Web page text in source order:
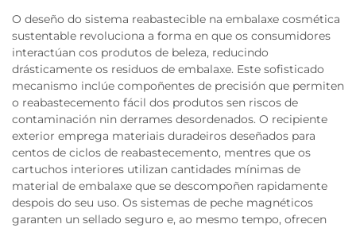
O deseño do sistema reabastecible na embalaxe cosmética
sustentable revoluciona a forma en que os consumidores
interactúan cos produtos de beleza, reducindo
drásticamente os residuos de embalaxe. Este sofisticado
mecanismo inclúe compoñentes de precisión que permiten
o reabastecemento fácil dos produtos sen riscos de
contaminación nin derrames desordenados. O recipiente
exterior emprega materiais duradeiros deseñados para
centos de ciclos de reabastecemento, mentres que os
cartuchos interiores utilizan cantidades mínimas de
material de embalaxe que se descompoñen rapidamente
despois do seu uso. Os sistemas de peche magnéticos
garanten un sellado seguro e, ao mesmo tempo, ofrecen